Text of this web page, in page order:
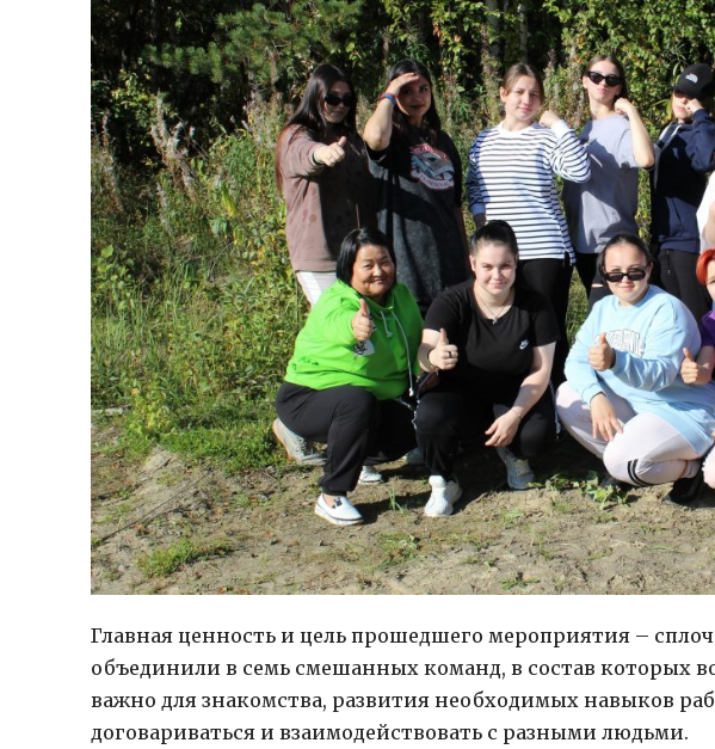
Главная ценность и цель прошедшего мероприятия –
объединили в семь смешанных команд, в состав которых
важно для знакомства, развития необходимых навыков
договариваться и взаимодействовать с разными людьми.